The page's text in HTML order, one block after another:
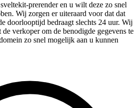
prerender en u wilt deze zo snel
Wij zorgen er uiteraard voor dat dat
doorlooptijd bedraagt slechts 24 uur. Wij
verkoper om de benodigde gegevens te
zo snel mogelijk aan u kunnen